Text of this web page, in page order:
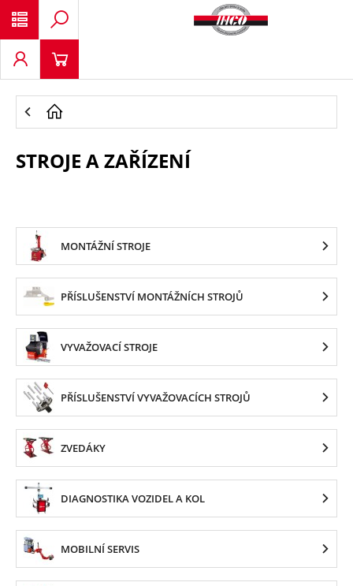
STROJE A ZAŘÍZENÍ
MONTÁŽNÍ STROJE
PŘÍSLUŠENSTVÍ MONTÁŽNÍCH STROJŮ
VYVAŽOVACÍ STROJE
PŘÍSLUŠENSTVÍ VYVAŽOVACÍCH STROJŮ
ZVEDÁKY
DIAGNOSTIKA VOZIDEL A KOL
MOBILNÍ SERVIS